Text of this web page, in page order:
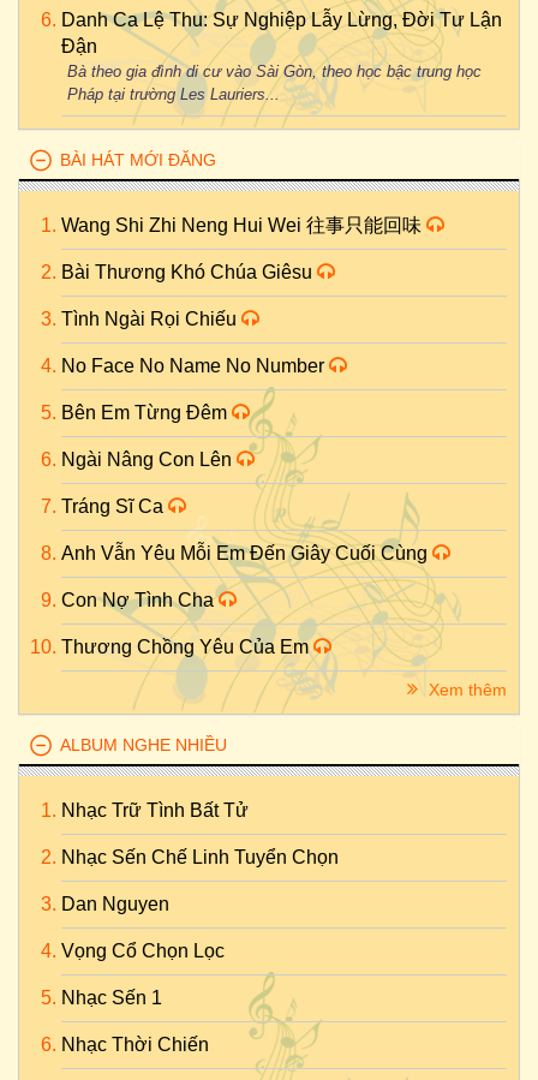
Danh Ca Lệ Thu: Sự Nghiệp Lẫy Lừng, Đời Tư Lận
Đận
Bà theo gia đình di cư vào Sài Gòn, theo học bậc trung học
Pháp tại trường Les Lauriers...
BÀI HÁT MỚI ĐĂNG
Wang Shi Zhi Neng Hui Wei 往事只能回味
Bài Thương Khó Chúa Giêsu
Tình Ngài Rọi Chiếu
No Face No Name No Number
Bên Em Từng Đêm
Ngài Nâng Con Lên
Tráng Sĩ Ca
Anh Vẫn Yêu Mỗi Em Đến Giây Cuối Cùng
Con Nợ Tình Cha
Thương Chồng Yêu Của Em
Xem thêm
ALBUM NGHE NHIỀU
Nhạc Trữ Tình Bất Tử
Nhạc Sến Chế Linh Tuyển Chọn
Dan Nguyen
Vọng Cổ Chọn Lọc
Nhạc Sến 1
Nhạc Thời Chiến